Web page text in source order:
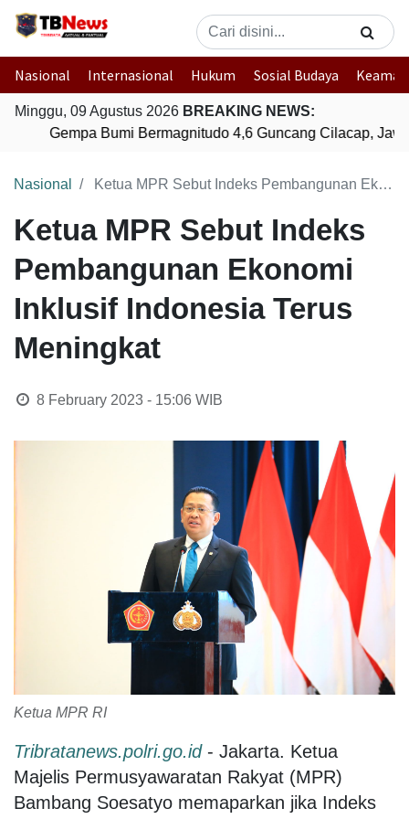
Nasional Internasional Hukum Sosial Budaya
Minggu, 09 Agustus 2026 BREAKING NEWS:
Gempa Bumi Bermagnitudo 4,6 Guncang Cilacap, Jawa
Nasional Ketua MPR Sebut Indeks Pembangunan Ekonomi Inklusif Indonesia Terus Meningkat
Ketua MPR Sebut Indeks
Pembangunan Ekonomi
Inklusif Indonesia Terus
Meningkat
8 February 2023 - 15:06WIB
Ketua MPR RI
Tribratanews.polri.go.id - Jakarta. Ketua
Majelis Permusyawaratan Rakyat (MPR)
Bambang Soesatyo memaparkan jika Indeks